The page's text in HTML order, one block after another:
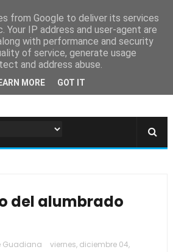
de
del alumbrado
Guadiana
viernes, diciembre 04,
from Google to deliver its services
Your IP address and user-agent are
with performance and security
of service, generate usage
and address abuse.
MORE GOT IT